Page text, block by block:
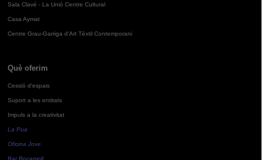
Sala Clavé - La Unió Centre Cultural
Casa Aymat
Centre Grau-Garriga d'Art Tèxtil Contemporani
Què oferim
Cessió d'espais
Suport a les entitats
Impuls a la creativitat
La Pua
Oficina Jove
Bar Bocamoll